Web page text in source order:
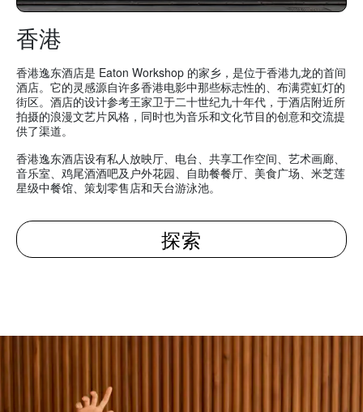
香港
香港逸东酒店是 Eaton Workshop 的家乡，是位于香港九龙的首间
酒店。它的灵感源自许多香港电影中那些标志性的、布满霓虹灯的
街区。酒店的设计参考王家卫于二十世纪九十年代，于酒店附近所
拍摄的浪漫文艺片风格，同时也为音乐和文化节目的创意和交流提
供了渠道。
香港逸东酒店设有私人放映厅、电台、共享工作空间、艺术画廊、
音乐室、鸡尾酒酒吧及户外花园、自助餐餐厅、美食广场、米芝莲
星级中餐馆、策划零售店和天台游泳池。
探索